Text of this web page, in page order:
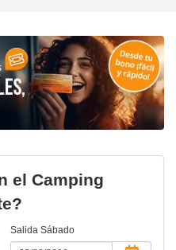
el Camping
Salida Sábado